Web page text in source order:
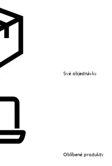
Své objednávky
Oblíbené produkty